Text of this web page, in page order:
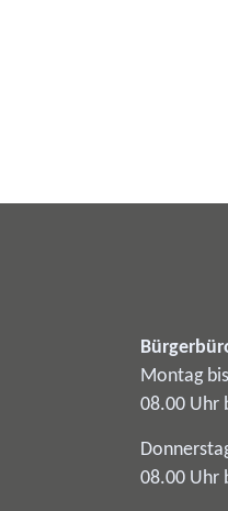
Montag
08.00 Uhr
08.00 Uhr